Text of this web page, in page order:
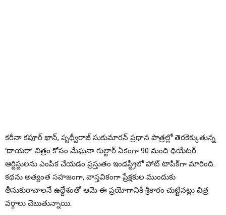
కరీనా కపూర్ ఖాన్, పృథ్వీరాజ్ సుకుమారన్ ప్రధాన పాత్రల్లో తెరకెక్కుతున్న
‘దాయరా’ చిత్రం కోసం మేఘనా గుల్జార్ ఏకంగా 90 మంది థియేటర్
ఆర్టిస్టులను ఎంపిక చేయడం ప్రస్తుతం ఇండస్ట్రీలో హాట్ టాపిక్‌గా మారింది.
కథను అత్యంత సహజంగా, వాస్తవికంగా ప్రేక్షకుల ముందుకు
తీసుకురావాలనే ఉద్దేశంతో ఆమె ఈ ప్రయోగానికి శ్రీకారం చుట్టినట్లు చిత్ర
వర్గాలు చెబుతున్నాయి.